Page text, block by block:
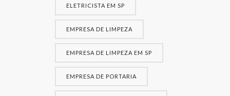
ELETRICISTA EM SP
EMPRESA DE LIMPEZA
EMPRESA DE LIMPEZA EM SP
EMPRESA DE PORTARIA